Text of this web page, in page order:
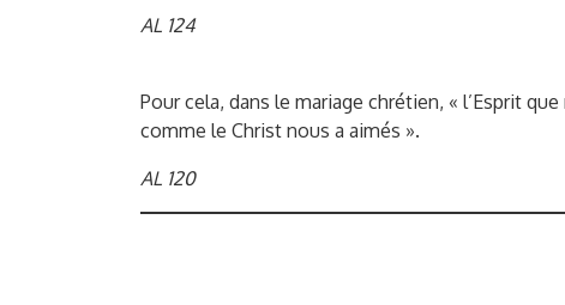
AL 124
Pour cela, dans le mariage chrétien, « l’Esprit
comme le Christ nous a aimés ».
AL 120